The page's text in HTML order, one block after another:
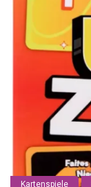
Kartenspiele